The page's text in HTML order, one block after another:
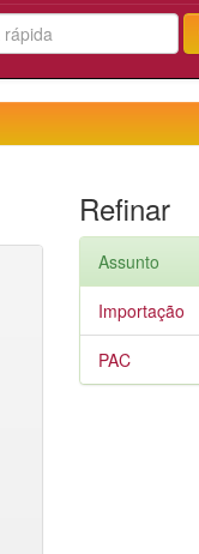
Refinar
Assunto
Importação
PAC